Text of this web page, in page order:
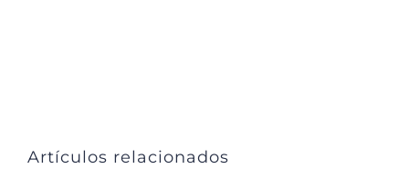
Artículos relacionados
Arrenca
Colaboración